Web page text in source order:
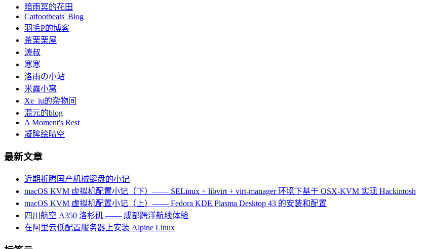
暗雨冥的花田
Catfootbeats' Blog
羽毛P的博客
茶栗栗屋
涛叔
寒寒
洛雨の小站
米露小窝
Xe_iu的杂物间
混元的blog
A Moment's Rest
凝眸绘晴空
最新文章
近期折腾国产机械键盘的小记
macOS KVM 虚拟机配置小记（下）—— SELinux + libvirt + virt-manager 环境下基于 OSX-KVM 实现 Hackintosh
macOS KVM 虚拟机配置小记（上）—— Fedora KDE Plasma Desktop 43 的安装和配置
四川航空 A350 洛杉矶 —— 成都跨洋航线体验
在阿里云低配置服务器上安装 Alpine Linux